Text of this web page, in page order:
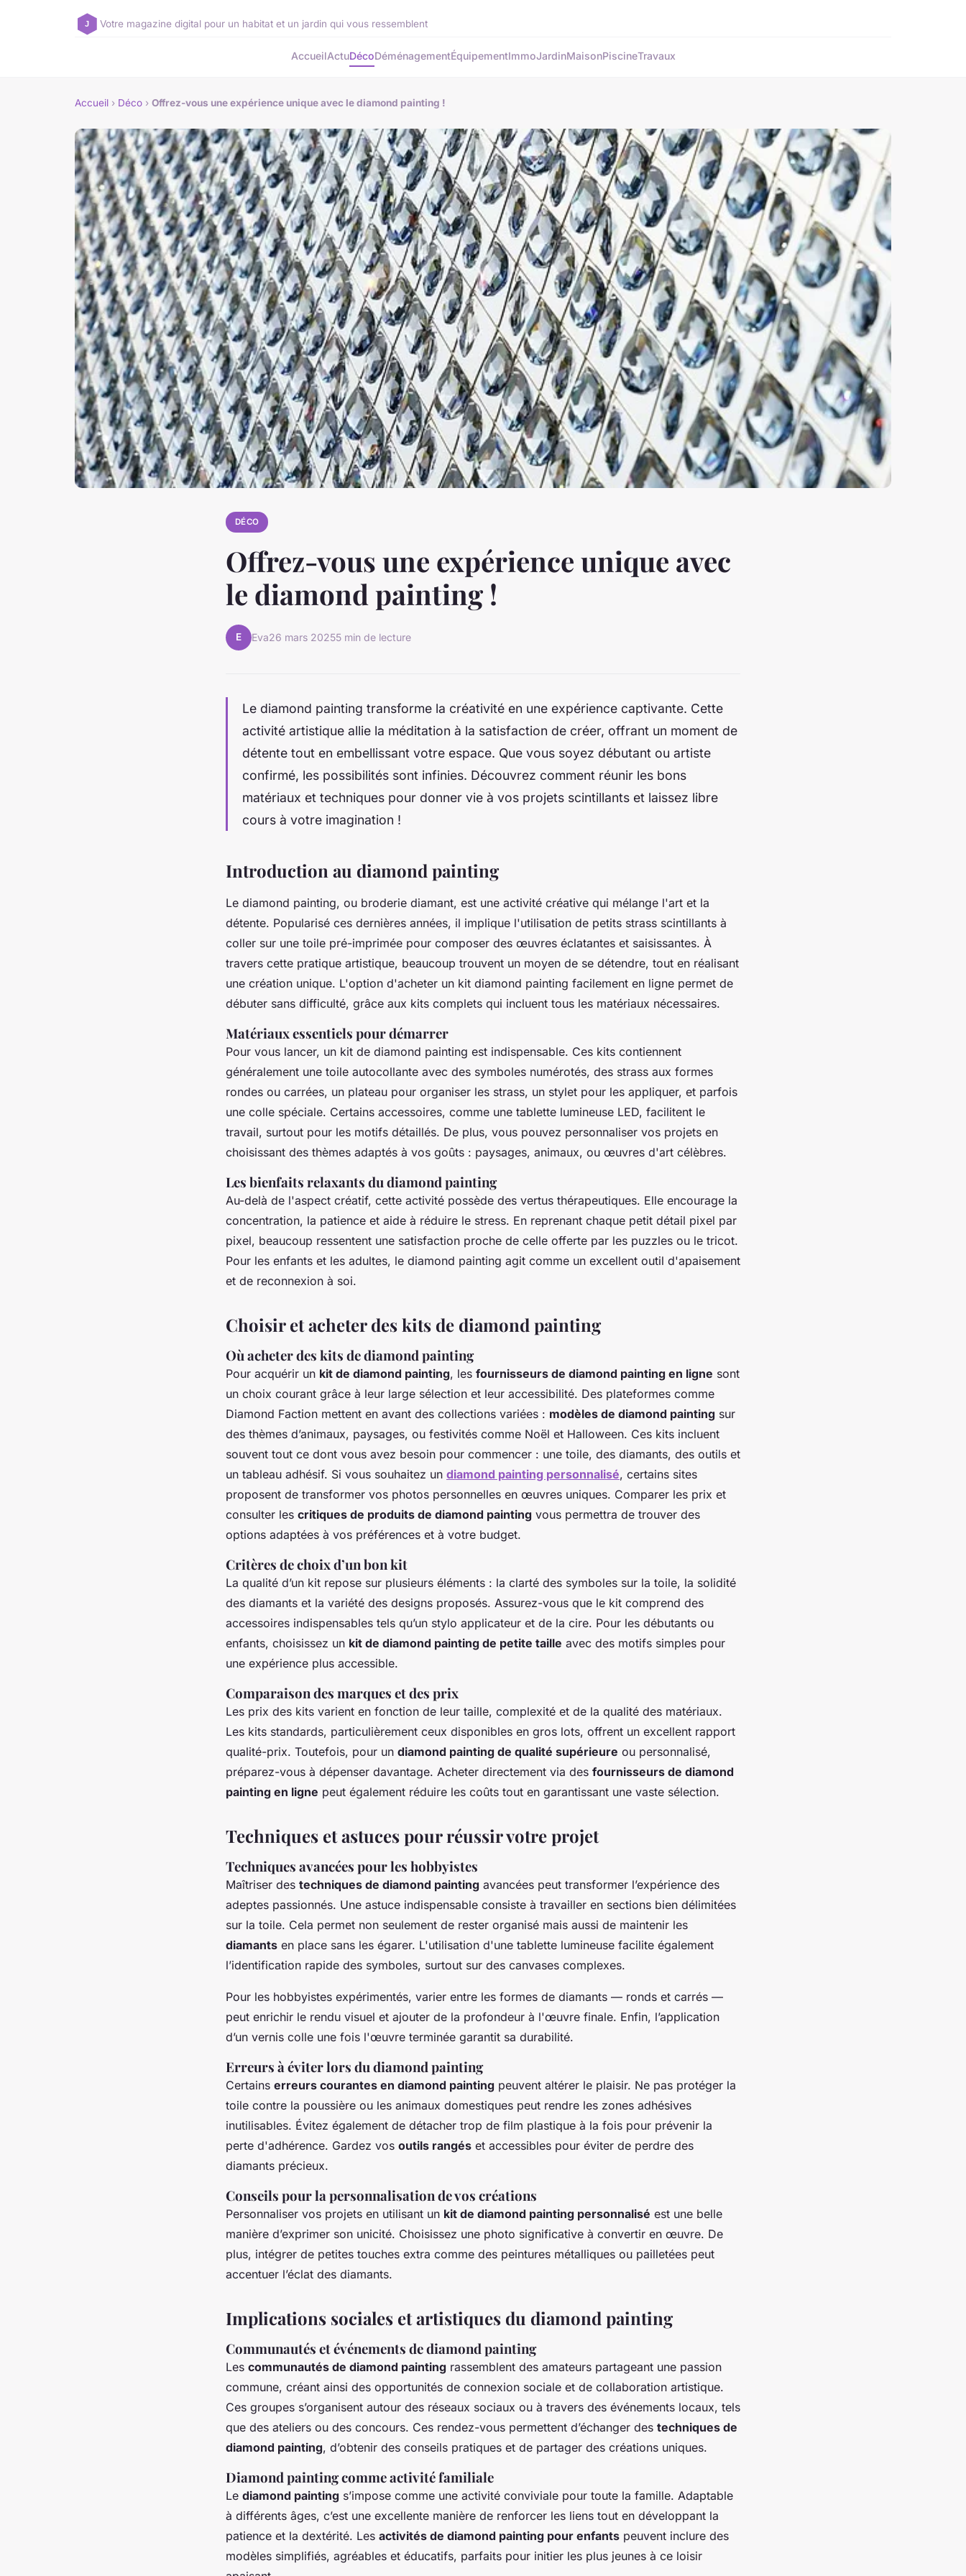
Votre magazine digital pour un habitat et un jardin qui vous ressemblent
AccueilActuDécoDéménagementÉquipementImmoJardinMaisonPiscineTravaux
Accueil › Déco › Offrez-vous une expérience unique avec le diamond painting !
DÉCO
Offrez-vous une expérience unique avec
le diamond painting !
E Eva26 mars 20255 min de lecture
Le diamond painting transforme la créativité en une expérience captivante. Cette
activité artistique allie la méditation à la satisfaction de créer, offrant un moment de
détente tout en embellissant votre espace. Que vous soyez débutant ou artiste
confirmé, les possibilités sont infinies. Découvrez comment réunir les bons
matériaux et techniques pour donner vie à vos projets scintillants et laissez libre
cours à votre imagination !
Introduction au diamond painting
Le diamond painting, ou broderie diamant, est une activité créative qui mélange l'art et la
détente. Popularisé ces dernières années, il implique l'utilisation de petits strass scintillants à
coller sur une toile pré-imprimée pour composer des œuvres éclatantes et saisissantes. À
travers cette pratique artistique, beaucoup trouvent un moyen de se détendre, tout en réalisant
une création unique. L'option d'acheter un kit diamond painting facilement en ligne permet de
débuter sans difficulté, grâce aux kits complets qui incluent tous les matériaux nécessaires.
Matériaux essentiels pour démarrer
Pour vous lancer, un kit de diamond painting est indispensable. Ces kits contiennent
généralement une toile autocollante avec des symboles numérotés, des strass aux formes
rondes ou carrées, un plateau pour organiser les strass, un stylet pour les appliquer, et parfois
une colle spéciale. Certains accessoires, comme une tablette lumineuse LED, facilitent le
travail, surtout pour les motifs détaillés. De plus, vous pouvez personnaliser vos projets en
choisissant des thèmes adaptés à vos goûts : paysages, animaux, ou œuvres d'art célèbres.
Les bienfaits relaxants du diamond painting
Au-delà de l'aspect créatif, cette activité possède des vertus thérapeutiques. Elle encourage la
concentration, la patience et aide à réduire le stress. En reprenant chaque petit détail pixel par
pixel, beaucoup ressentent une satisfaction proche de celle offerte par les puzzles ou le tricot.
Pour les enfants et les adultes, le diamond painting agit comme un excellent outil d'apaisement
et de reconnexion à soi.
Choisir et acheter des kits de diamond painting
Où acheter des kits de diamond painting
Pour acquérir un kit de diamond painting, les fournisseurs de diamond painting en ligne sont
un choix courant grâce à leur large sélection et leur accessibilité. Des plateformes comme
Diamond Faction mettent en avant des collections variées : modèles de diamond painting sur
des thèmes d’animaux, paysages, ou festivités comme Noël et Halloween. Ces kits incluent
souvent tout ce dont vous avez besoin pour commencer : une toile, des diamants, des outils et
un tableau adhésif. Si vous souhaitez un diamond painting personnalisé, certains sites
proposent de transformer vos photos personnelles en œuvres uniques. Comparer les prix et
consulter les critiques de produits de diamond painting vous permettra de trouver des
options adaptées à vos préférences et à votre budget.
Critères de choix d’un bon kit
La qualité d’un kit repose sur plusieurs éléments : la clarté des symboles sur la toile, la solidité
des diamants et la variété des designs proposés. Assurez-vous que le kit comprend des
accessoires indispensables tels qu’un stylo applicateur et de la cire. Pour les débutants ou
enfants, choisissez un kit de diamond painting de petite taille avec des motifs simples pour
une expérience plus accessible.
Comparaison des marques et des prix
Les prix des kits varient en fonction de leur taille, complexité et de la qualité des matériaux.
Les kits standards, particulièrement ceux disponibles en gros lots, offrent un excellent rapport
qualité-prix. Toutefois, pour un diamond painting de qualité supérieure ou personnalisé,
préparez-vous à dépenser davantage. Acheter directement via des fournisseurs de diamond
painting en ligne peut également réduire les coûts tout en garantissant une vaste sélection.
Techniques et astuces pour réussir votre projet
Techniques avancées pour les hobbyistes
Maîtriser des techniques de diamond painting avancées peut transformer l’expérience des
adeptes passionnés. Une astuce indispensable consiste à travailler en sections bien délimitées
sur la toile. Cela permet non seulement de rester organisé mais aussi de maintenir les
diamants en place sans les égarer. L'utilisation d'une tablette lumineuse facilite également
l’identification rapide des symboles, surtout sur des canvases complexes.
Pour les hobbyistes expérimentés, varier entre les formes de diamants — ronds et carrés —
peut enrichir le rendu visuel et ajouter de la profondeur à l'œuvre finale. Enfin, l’application
d’un vernis colle une fois l'œuvre terminée garantit sa durabilité.
Erreurs à éviter lors du diamond painting
Certains erreurs courantes en diamond painting peuvent altérer le plaisir. Ne pas protéger la
toile contre la poussière ou les animaux domestiques peut rendre les zones adhésives
inutilisables. Évitez également de détacher trop de film plastique à la fois pour prévenir la
perte d'adhérence. Gardez vos outils rangés et accessibles pour éviter de perdre des
diamants précieux.
Conseils pour la personnalisation de vos créations
Personnaliser vos projets en utilisant un kit de diamond painting personnalisé est une belle
manière d’exprimer son unicité. Choisissez une photo significative à convertir en œuvre. De
plus, intégrer de petites touches extra comme des peintures métalliques ou pailletées peut
accentuer l’éclat des diamants.
Implications sociales et artistiques du diamond painting
Communautés et événements de diamond painting
Les communautés de diamond painting rassemblent des amateurs partageant une passion
commune, créant ainsi des opportunités de connexion sociale et de collaboration artistique.
Ces groupes s’organisent autour des réseaux sociaux ou à travers des événements locaux, tels
que des ateliers ou des concours. Ces rendez-vous permettent d’échanger des techniques de
diamond painting, d’obtenir des conseils pratiques et de partager des créations uniques.
Diamond painting comme activité familiale
Le diamond painting s’impose comme une activité conviviale pour toute la famille. Adaptable
à différents âges, c’est une excellente manière de renforcer les liens tout en développant la
patience et la dextérité. Les activités de diamond painting pour enfants peuvent inclure des
modèles simplifiés, agréables et éducatifs, parfaits pour initier les plus jeunes à ce loisir